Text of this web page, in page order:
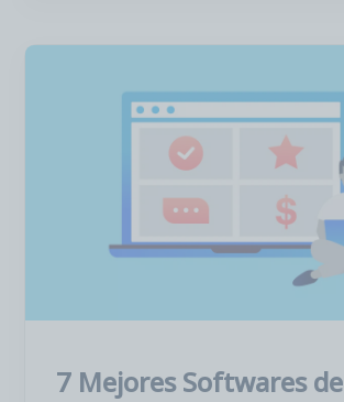
7 Mejores Softwares de